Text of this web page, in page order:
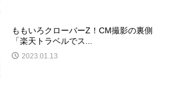
ももいろクローバーZ！CM撮影の裏側
「楽天トラベルでス...
2023.01.13